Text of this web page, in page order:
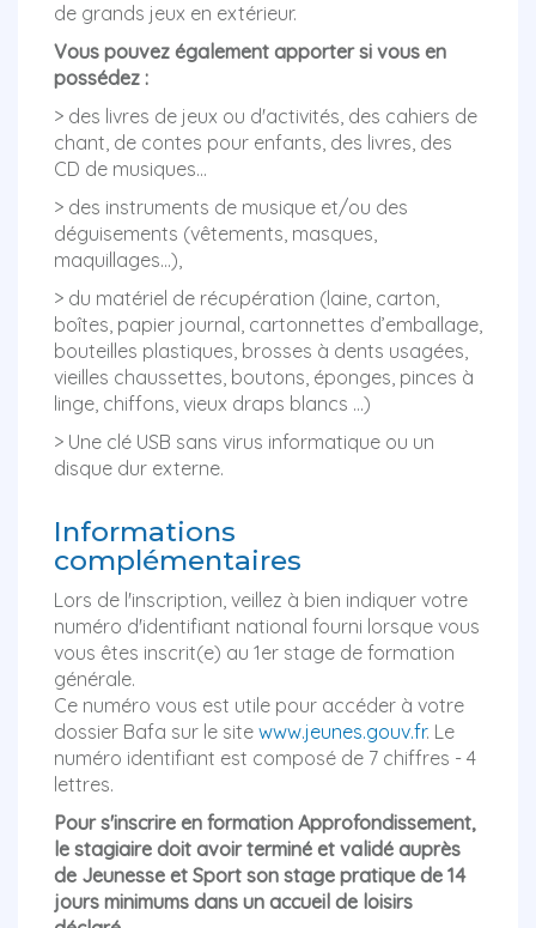
de grands jeux en extérieur.
Vous pouvez également apporter si vous en
possédez :
> des livres de jeux ou d'activités, des cahiers de
chant, de contes pour enfants, des livres, des
CD de musiques…
> des instruments de musique et/ou des
déguisements (vêtements, masques,
maquillages...),
> du matériel de récupération (laine, carton,
boîtes, papier journal, cartonnettes d’emballage,
bouteilles plastiques, brosses à dents usagées,
vieilles chaussettes, boutons, éponges, pinces à
linge, chiffons, vieux draps blancs …)
> Une clé USB sans virus informatique ou un
disque dur externe.
Informations
complémentaires
Lors de l'inscription, veillez à bien indiquer votre
numéro d'identifiant national fourni lorsque vous
vous êtes inscrit(e) au 1er stage de formation
générale.
Ce numéro vous est utile pour accéder à votre
dossier Bafa sur le site www.jeunes.gouv.fr. Le
numéro identifiant est composé de 7 chiffres - 4
lettres.
Pour s'inscrire en formation Approfondissement,
le stagiaire doit avoir terminé et validé auprès
de Jeunesse et Sport son stage pratique de 14
jours minimums dans un accueil de loisirs